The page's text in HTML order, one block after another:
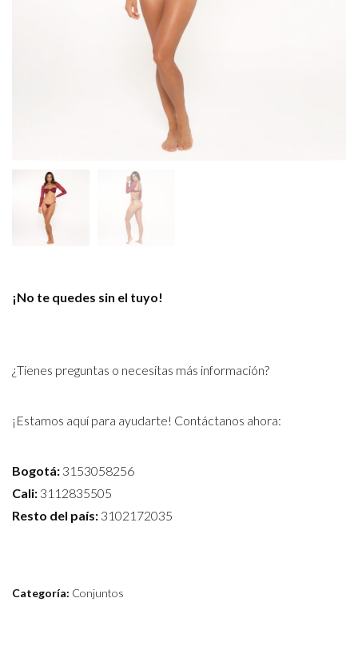
¡No te quedes sin el tuyo!
¿Tienes preguntas o necesitas más información?
¡Estamos aquí para ayudarte! Contáctanos ahora:
Bogotá: 3153058256
Cali: 3112835505
Resto del país: 3102172035
Categoría: Conjuntos